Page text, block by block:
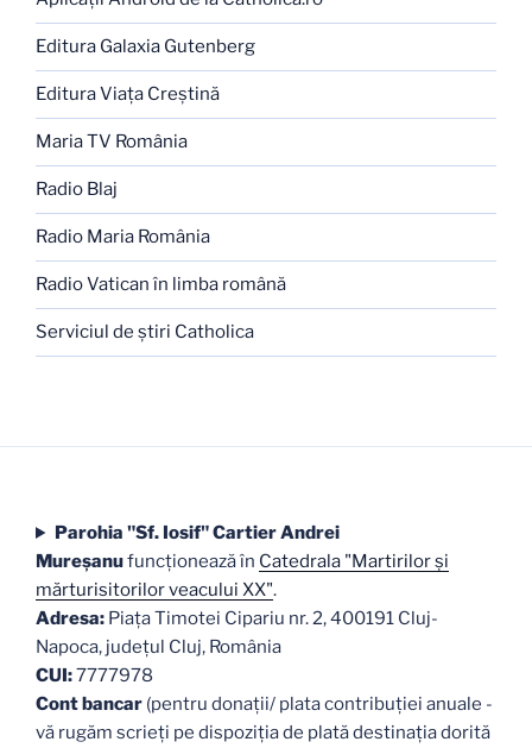
Editura Galaxia Gutenberg
Editura Viaţa Creştină
Maria TV România
Radio Blaj
Radio Maria România
Radio Vatican în limba română
Serviciul de ştiri Catholica
Parohia "Sf. Iosif" Cartier Andrei
Mureşanufuncţionează în Catedrala "Martirilor şi
mărturisitorilor veacului XX".
Adresa: Piaţa Timotei Cipariu nr. 2, 400191 Cluj-
Napoca, judeţul Cluj, România
CUI:7777978
Cont bancar (pentru donații/ plata contribuției anuale -
vă rugăm scrieți pe dispoziția de plată destinația dorită